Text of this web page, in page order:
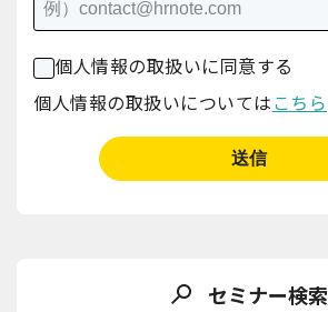
個人情報の取扱いに同意する
個人情報の取扱いについては こちら
セミナー検索